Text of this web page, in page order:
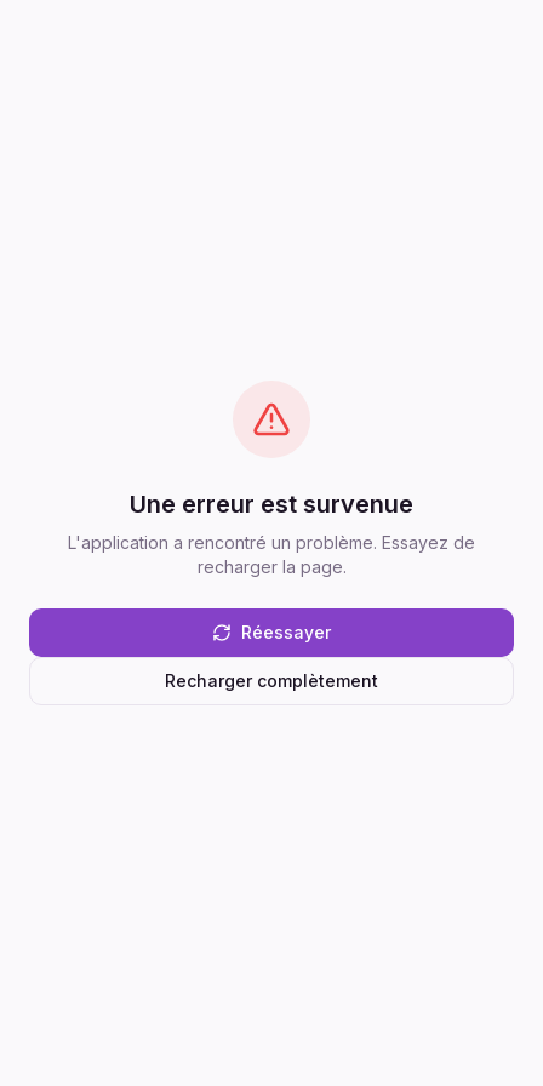
Une erreur est survenue
L'application a rencontré un problème. Essayez de
recharger la page.
Réessayer
Recharger complètement